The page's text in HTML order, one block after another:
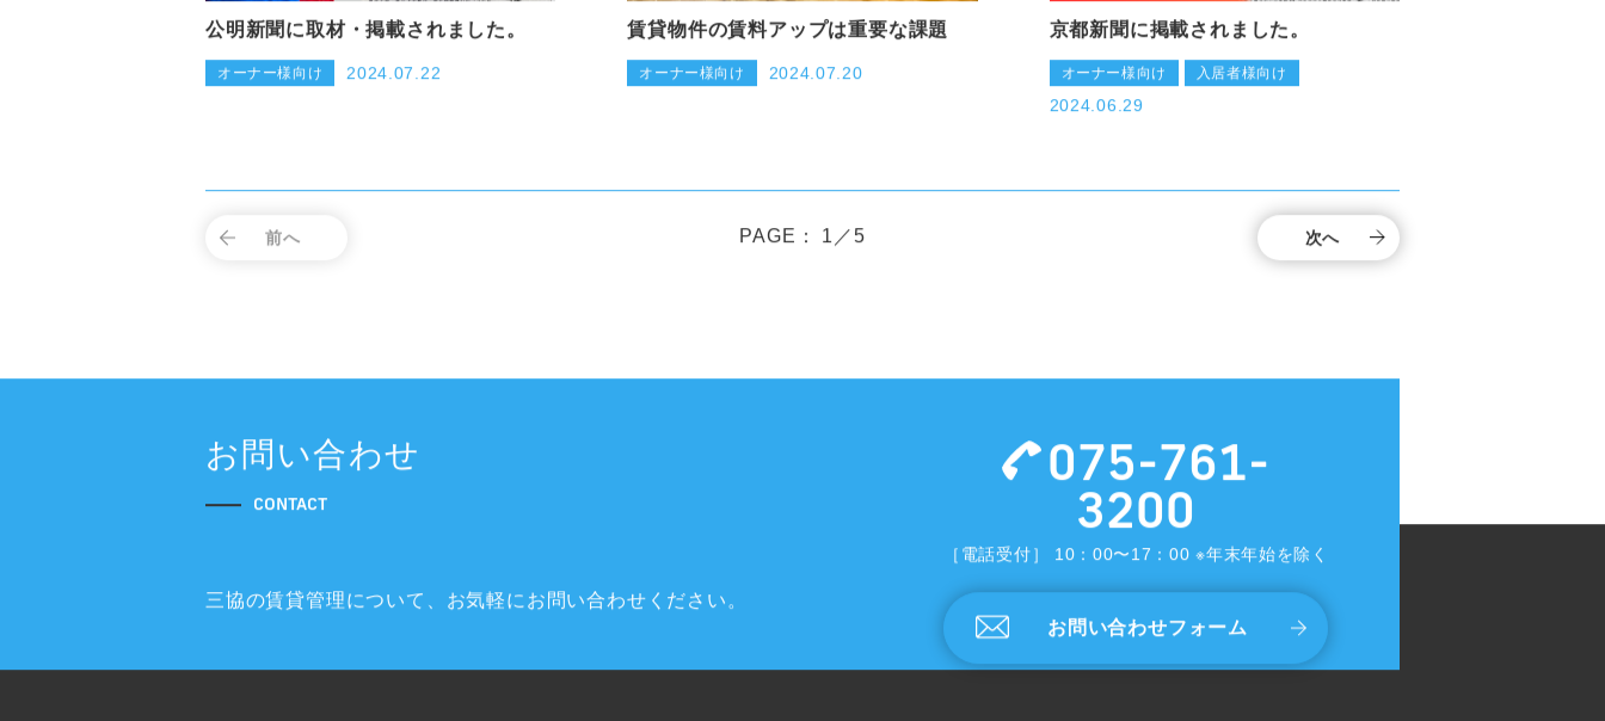
公明新聞に取材・掲載されました。
オーナー様向け
賃貸物件の賃料アップは重要な課題
オーナー様向け
京都新聞に掲載されました。
オーナー様向け 入居者様向け
PAGE： 1／5 次へ
お問い合わせ
三協の賃貸管理について、 お気軽にお問い合わせください。
075-761-
3200
［電話受付］ 10：00〜17：00 ※年末年始を除く
お問い合わせフォーム